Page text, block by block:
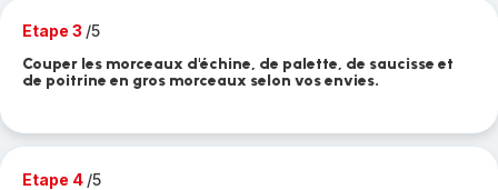
Etape 3 /5
Couper les morceaux d'échine, de palette, de saucisse et
de poitrine en gros morceaux selon vos envies.
Etape 4 /5